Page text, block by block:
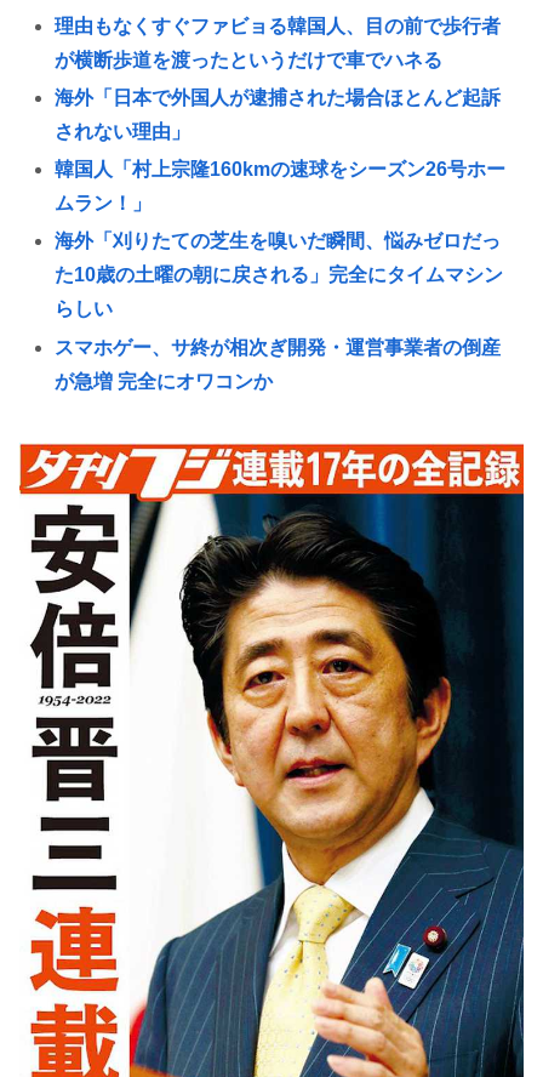
理由もなくすぐファビョる韓国人、目の前で歩行者
が横断歩道を渡ったというだけで車でハネる
海外「日本で外国人が逮捕された場合ほとんど起訴
されない理由」
韓国人「村上宗隆160kmの速球をシーズン26号ホー
ムラン！」
海外「刈りたての芝生を嗅いだ瞬間、悩みゼロだっ
た10歳の土曜の朝に戻される」完全にタイムマシン
らしい
スマホゲー、サ終が相次ぎ開発・運営事業者の倒産
が急増 完全にオワコンか
装が必要』と言われびっくり
日本人艦これ絵師、AI絵だと誹謗中傷され筆を折っ
てしまう😭😭
米津玄師さん、絵はプロレベルだった！！！
韓国人「日本人女性逮捕！ソウルで夜中一人ゴルフ
クラブ振り回し暴れた理由」
70過ぎてからドラクエ10を始めたおじさん、急逝し
たせいで娘に色々開示されてしまう
高市早苗さん、憧れのバンドを官邸に招き、自身の
サイン入りドラム・スティックをプレゼントw
若くて美人なママと親友の淫らな行為内容を毎回聞
かされる「女神の加護を受けしママのサーガ」3巻 今
ガチで “ママ” ブーム来てるよな
ポケカ資産が100万円超えた男の子www
【高市動画】こういうオスガキってどうやったら産
まれるの？
中国のメスガキ、民度が終わりすぎてる